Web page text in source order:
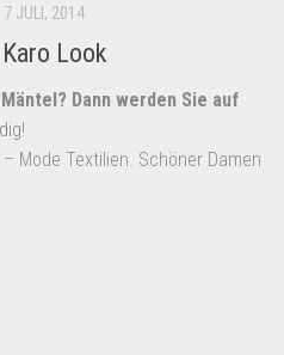
7 JULI, 2014
Look
Dann werden Sie auf
Mode Textilien. Schöner Damen